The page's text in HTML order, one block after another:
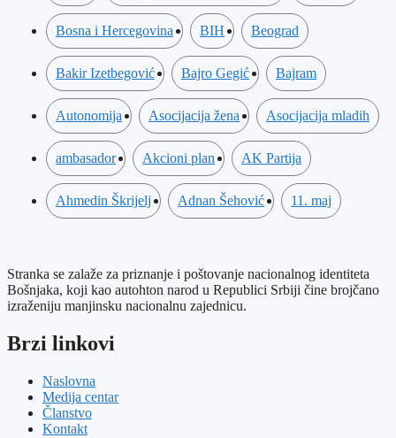
Bosna i Hercegovina BIH Beograd
Bakir Izetbegović Bajro Gegić Bajram
Autonomija Asocijacija žena Asocijacija mladih
ambasador Akcioni plan AK Partija
Ahmedin Škrijelj Adnan Šehović 11. maj
Stranka se zalaže za priznanje i poštovanje nacionalnog identiteta
Bošnjaka, koji kao autohton narod u Republici Srbiji čine brojčano
izraženiju manjinsku nacionalnu zajednicu.
Brzi linkovi
Naslovna
Medija centar
Članstvo
Kontakt